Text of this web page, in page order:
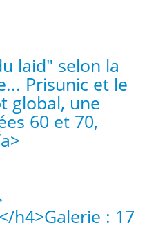
laid" selon la
Prisunic et le
global, une
60 et 70,
h4>Galerie : 17